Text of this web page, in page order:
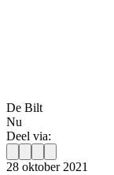
De Bilt
Nu
Deel via:
28 oktober 2021